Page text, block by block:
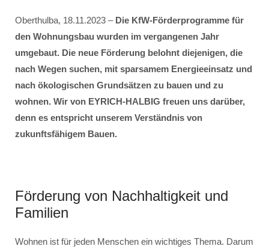
Oberthulba, 18.11.2023 – Die KfW-Förderprogramme für
den Wohnungsbau wurden im vergangenen Jahr
umgebaut. Die neue Förderung belohnt diejenigen, die
nach Wegen suchen, mit sparsamem Energieeinsatz und
nach ökologischen Grundsätzen zu bauen und zu
wohnen. Wir von EYRICH-HALBIG freuen uns darüber,
denn es entspricht unserem Verständnis von
zukunftsfähigem Bauen.
Förderung von Nachhaltigkeit und
Familien
Wohnen ist für jeden Menschen ein wichtiges Thema. Darum